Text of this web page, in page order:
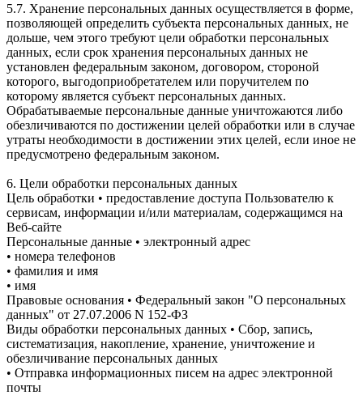
5.7. Хранение персональных данных осуществляется в форме,
позволяющей определить субъекта персональных данных, не
дольше, чем этого требуют цели обработки персональных
данных, если срок хранения персональных данных не
установлен федеральным законом, договором, стороной
которого, выгодоприобретателем или поручителем по
которому является субъект персональных данных.
Обрабатываемые персональные данные уничтожаются либо
обезличиваются по достижении целей обработки или в случае
утраты необходимости в достижении этих целей, если иное не
предусмотрено федеральным законом.
6. Цели обработки персональных данных
Цель обработки • предоставление доступа Пользователю к
сервисам, информации и/или материалам, содержащимся на
Веб-сайте
Персональные данные • электронный адрес
• номера телефонов
• фамилия и имя
• имя
Правовые основания • Федеральный закон "О персональных
данных" от 27.07.2006 N 152-ФЗ
Виды обработки персональных данных • Сбор, запись,
систематизация, накопление, хранение, уничтожение и
обезличивание персональных данных
• Отправка информационных писем на адрес электронной
почты